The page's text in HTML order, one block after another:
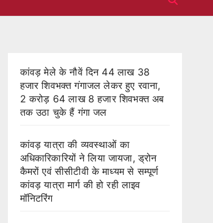
कांवड़ मेले के नौवें दिन 44 लाख 38
हजार शिवभक्त गंगाजल लेकर हुए रवाना,
2 करोड़ 64 लाख 8 हजार शिवभक्त अब
तक उठा चुके हैं गंगा जल
कांवड़ यात्रा की व्यवस्थाओं का
अधिकारिकारियों ने लिया जायजा, ड्रोन
कैमरों एवं सीसीटीवी के माध्यम से सम्पूर्ण
कांवड़ यात्रा मार्ग की हो रही लाइव
मॉनिटरिंग